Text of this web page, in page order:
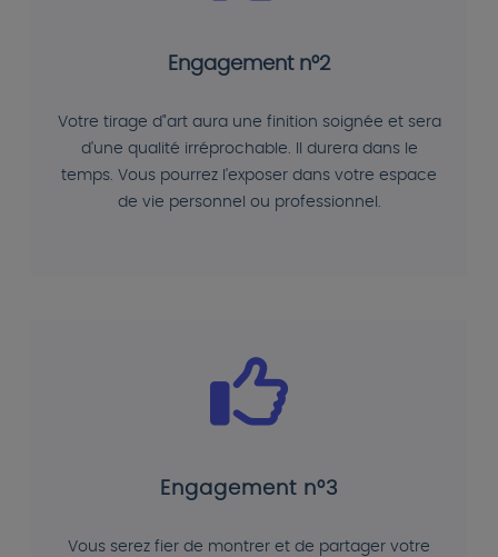
Engagement n°2
Votre tirage d"art aura une finition soignée et sera
d'une qualité irréprochable. Il durera dans le
temps. Vous pourrez l'exposer dans votre espace
de vie personnel ou professionnel.
Engagement n°3
Vous serez fier de montrer et de partager votre